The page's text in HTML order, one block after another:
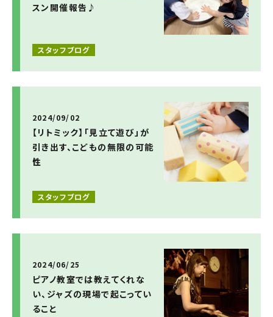
スタッフブログ
スン開催報告♪
2024/09/02
スタッフブログ
【リトミック】「見立て遊び」が
引き出す、こどもの無限の可能
性
2024/06/25
ピアノ教室では教えてくれな
い、ジャズの現場で起こってい
ること